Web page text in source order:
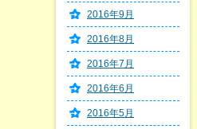
2016年9月
2016年8月
2016年7月
2016年6月
2016年5月